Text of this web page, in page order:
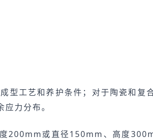
型工艺和养护条件；对于陶瓷和复
力分布。
200mm或直径150mm、高度